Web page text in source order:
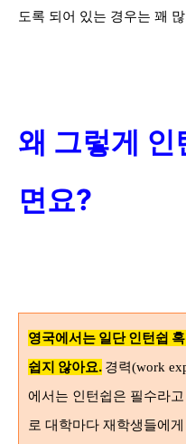
도록 되어 있는 경우는 꽤
왜 그렇게
면요?
영국에서는 일단 인턴쉽
쉽지 않아요. 경력(work
에서는 인턴쉽은 필수라
로 대학마다 재학생들에